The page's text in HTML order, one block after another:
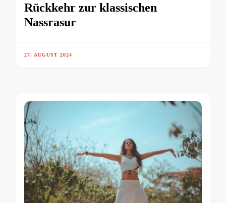
Rückkehr zur klassischen
Nassrasur
27. AUGUST 2024